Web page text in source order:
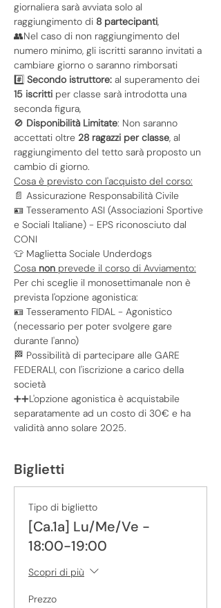
giornaliera sarà avviata solo al
raggiungimento di 8 partecipanti,
👥Nel caso di non raggiungimento del
numero minimo, gli iscritti saranno invitati a
cambiare giorno o saranno rimborsati
#️⃣ Secondo istruttore: al superamento dei
15 iscritti per classe sarà introdotta una
seconda figura,
🚫 Disponibilità Limitate: Non saranno
accettati oltre 28 ragazzi per classe, al
raggiungimento del tetto sarà proposto un
cambio di giorno.
Cosa è previsto con l'acquisto del corso:
📄 Assicurazione Responsabilità Civile
🪪 Tesseramento ASI (Associazioni Sportive
e Sociali Italiane) - EPS riconosciuto dal
CONI
👕 Maglietta Sociale Underdogs
Cosa non prevede il corso di Avviamento:
Per chi sceglie il monosettimanale non è
prevista l'opzione agonistica:
🪪 Tesseramento FIDAL - Agonistico
(necessario per poter svolgere gare
durante l'anno)
🏁 Possibilità di partecipare alle GARE
FEDERALI, con l'iscrizione a carico della
società
➕➕L'opzione agonistica è acquistabile
separatamente ad un costo di 30€ e ha
validità anno solare 2025.
Biglietti
Tipo di biglietto
[Ca.1a] Lu/Me/Ve -
18:00-19:00
Scopri di più
Prezzo